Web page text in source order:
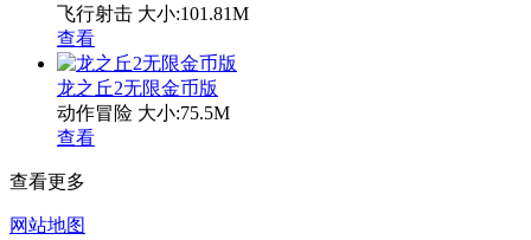
飞行射击 大小:101.81M
查看
龙之丘2无限金币版
动作冒险 大小:75.5M
查看
查看更多
网站地图